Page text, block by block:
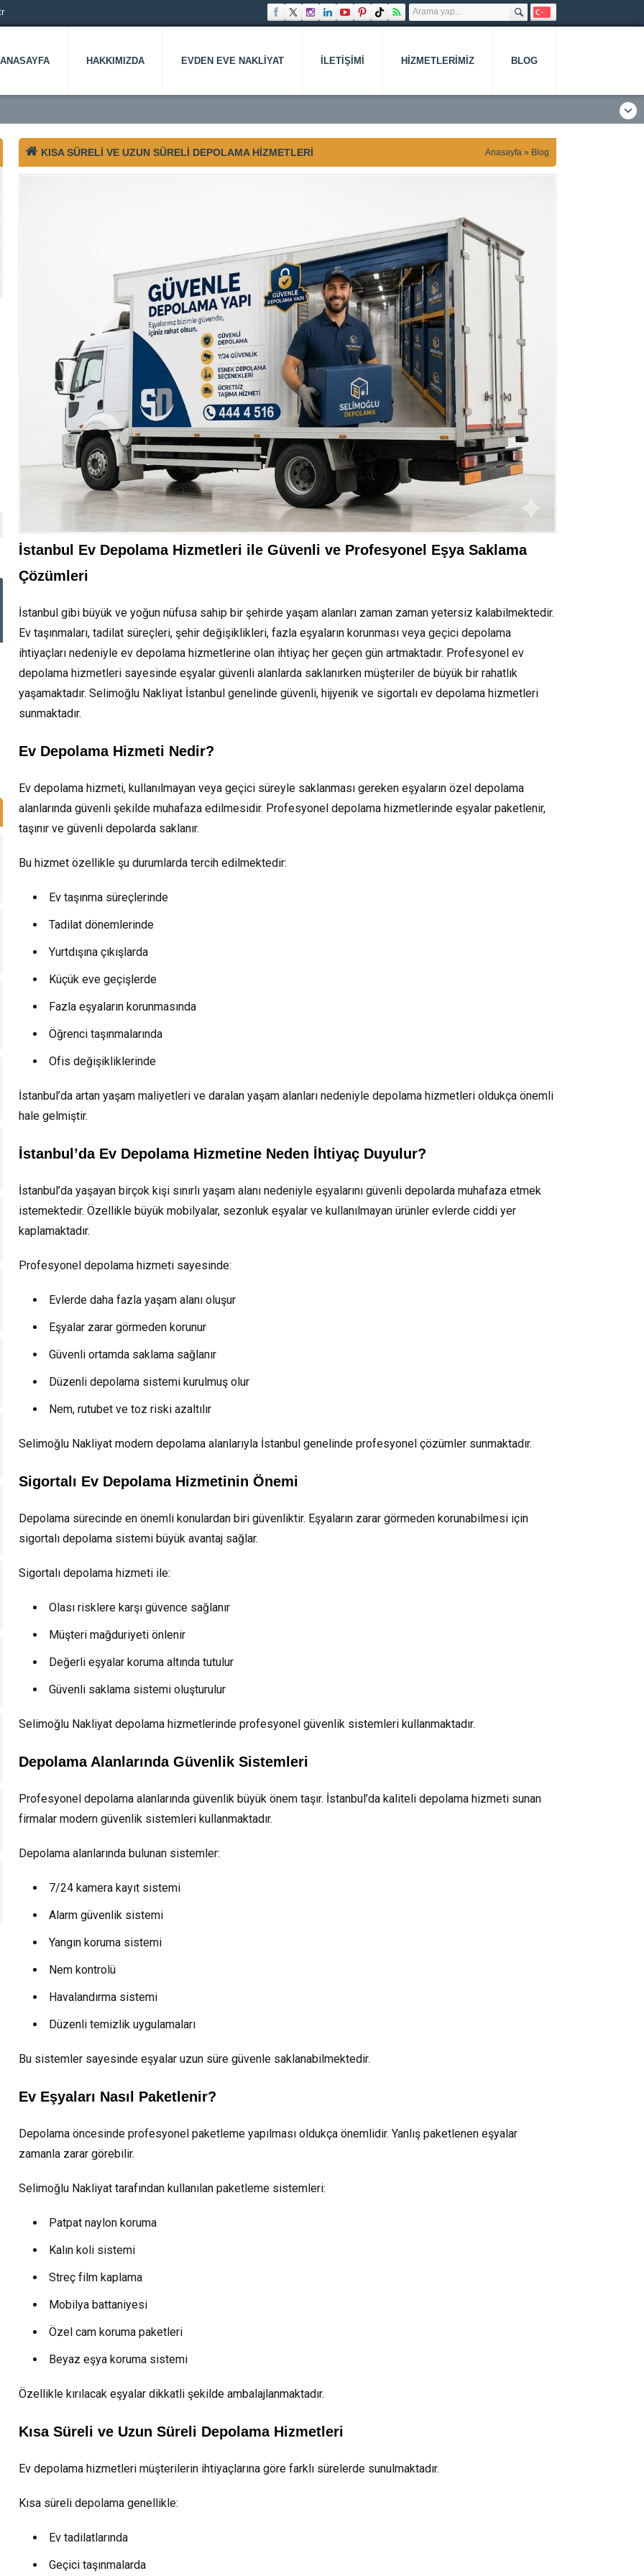
ANASAYFA HAKKIMIZDA EVDEN EVE NAKLIYAT İLETIŞIMI HIZMETLERIMIZ BLOG
KISA SÜRELI VE UZUN SÜRELI DEPOLAMA HIZMETLERI Anasayfa » Blog
İstanbul Ev Depolama Hizmetleri ile Güvenli ve Profesyonel Eşya Saklama
Çözümleri
İstanbul gibi büyük ve yoğun nüfusa sahip bir şehirde yaşam alanları zaman zaman yetersiz kalabilmektedir.
Ev taşınmaları, tadilat süreçleri, şehir değişiklikleri, fazla eşyaların korunması veya geçici depolama
ihtiyaçları nedeniyle ev depolama hizmetlerine olan ihtiyaç her geçen gün artmaktadır. Profesyonel ev
depolama hizmetleri sayesinde eşyalar güvenli alanlarda saklanırken müşteriler de büyük bir rahatlık
yaşamaktadır. Selimoğlu Nakliyat İstanbul genelinde güvenli, hijyenik ve sigortalı ev depolama hizmetleri
sunmaktadır.
Ev Depolama Hizmeti Nedir?
Ev depolama hizmeti, kullanılmayan veya geçici süreyle saklanması gereken eşyaların özel depolama
alanlarında güvenli şekilde muhafaza edilmesidir. Profesyonel depolama hizmetlerinde eşyalar paketlenir,
taşınır ve güvenli depolarda saklanır.
Bu hizmet özellikle şu durumlarda tercih edilmektedir:
Ev taşınma süreçlerinde
Tadilat dönemlerinde
Yurtdışına çıkışlarda
Küçük eve geçişlerde
Fazla eşyaların korunmasında
Öğrenci taşınmalarında
Ofis değişikliklerinde
İstanbul’da artan yaşam maliyetleri ve daralan yaşam alanları nedeniyle depolama hizmetleri oldukça önemli
hale gelmiştir.
İstanbul’da Ev Depolama Hizmetine Neden İhtiyaç Duyulur?
İstanbul’da yaşayan birçok kişi sınırlı yaşam alanı nedeniyle eşyalarını güvenli depolarda muhafaza etmek
istemektedir. Özellikle büyük mobilyalar, sezonluk eşyalar ve kullanılmayan ürünler evlerde ciddi yer
kaplamaktadır.
Profesyonel depolama hizmeti sayesinde:
Evlerde daha fazla yaşam alanı oluşur
Eşyalar zarar görmeden korunur
Güvenli ortamda saklama sağlanır
Düzenli depolama sistemi kurulmuş olur
Nem, rutubet ve toz riski azaltılır
Selimoğlu Nakliyat modern depolama alanlarıyla İstanbul genelinde profesyonel çözümler sunmaktadır.
Sigortalı Ev Depolama Hizmetinin Önemi
Depolama sürecinde en önemli konulardan biri güvenliktir. Eşyaların zarar görmeden korunabilmesi için
sigortalı depolama sistemi büyük avantaj sağlar.
Sigortalı depolama hizmeti ile:
Olası risklere karşı güvence sağlanır
Müşteri mağduriyeti önlenir
Değerli eşyalar koruma altında tutulur
Güvenli saklama sistemi oluşturulur
Selimoğlu Nakliyat depolama hizmetlerinde profesyonel güvenlik sistemleri kullanmaktadır.
Depolama Alanlarında Güvenlik Sistemleri
Profesyonel depolama alanlarında güvenlik büyük önem taşır. İstanbul’da kaliteli depolama hizmeti sunan
firmalar modern güvenlik sistemleri kullanmaktadır.
Depolama alanlarında bulunan sistemler:
7/24 kamera kayıt sistemi
Alarm güvenlik sistemi
Yangın koruma sistemi
Nem kontrolü
Havalandırma sistemi
Düzenli temizlik uygulamaları
Bu sistemler sayesinde eşyalar uzun süre güvenle saklanabilmektedir.
Ev Eşyaları Nasıl Paketlenir?
Depolama öncesinde profesyonel paketleme yapılması oldukça önemlidir. Yanlış paketlenen eşyalar
zamanla zarar görebilir.
Selimoğlu Nakliyat tarafından kullanılan paketleme sistemleri:
Patpat naylon koruma
Kalın koli sistemi
Streç film kaplama
Mobilya battaniyesi
Özel cam koruma paketleri
Beyaz eşya koruma sistemi
Özellikle kırılacak eşyalar dikkatli şekilde ambalajlanmaktadır.
Kısa Süreli ve Uzun Süreli Depolama Hizmetleri
Ev depolama hizmetleri müşterilerin ihtiyaçlarına göre farklı sürelerde sunulmaktadır.
Kısa süreli depolama genellikle:
Ev tadilatlarında
Geçici taşınmalarda